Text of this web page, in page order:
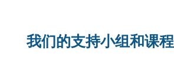
我们的支持小组和课程